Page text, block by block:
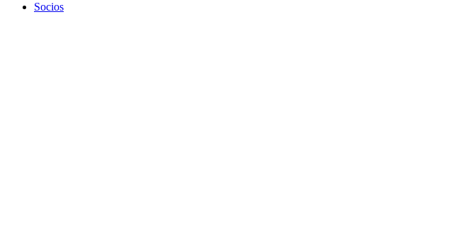
Socios